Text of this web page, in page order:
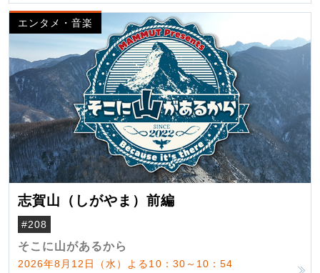
エンタメ・音楽
志賀山（しがやま）前編
#208
そこに山があるから
2026年8月12日（水）よる10：30～10：54